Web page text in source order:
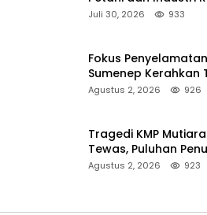
Juli 30, 2026 933
Fokus
Sumenep Kerahkan
Ambulans ke
Agustus 2, 2026 926
Tragedi KMP
Tewas, Puluhan
Pencarian
Agustus 2, 2026 923